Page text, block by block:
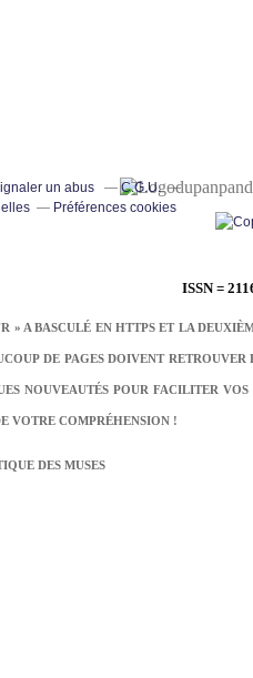
ISSN =
» A BASCULÉ EN HTTPS ET LA
DE PAGES DOIVENT
NOUVEAUTÉS POUR FACILITER
VOTRE COMPRÉHENSION !
DES MUSES
un abus
C.G.U.
Préférences cookies